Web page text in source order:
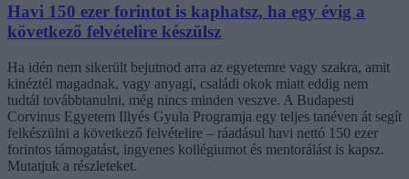
Havi 150 ezer forintot is kaphatsz, ha egy évig a
következő felvételire készülsz
Ha idén nem sikerült bejutnod arra az egyetemre vagy szakra, amit
kinéztél magadnak, vagy anyagi, családi okok miatt eddig nem
tudtál továbbtanulni, még nincs minden veszve. A Budapesti
Corvinus Egyetem Illyés Gyula Programja egy teljes tanéven át segít
felkészülni a következő felvételire – ráadásul havi nettó 150 ezer
forintos támogatást, ingyenes kollégiumot és mentorálást is kapsz.
Mutatjuk a részleteket.